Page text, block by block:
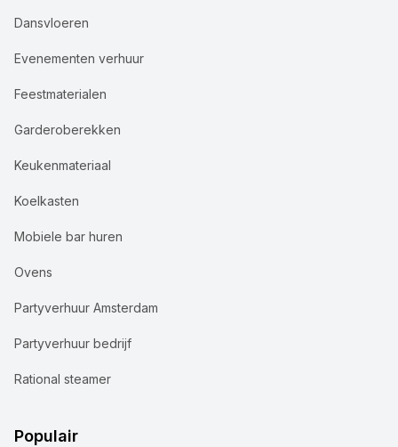
Dansvloeren
Evenementen verhuur
Feestmaterialen
Garderoberekken
Keukenmateriaal
Koelkasten
Mobiele bar huren
Ovens
Partyverhuur Amsterdam
Partyverhuur bedrijf
Rational steamer
Populair